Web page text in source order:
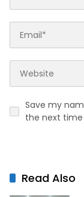
Save my
the next
Read Also